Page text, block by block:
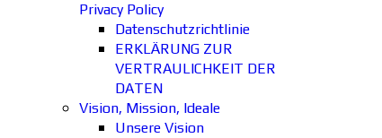
Privacy Policy
Datenschutzrichtlinie
ERKLÄRUNG ZUR
VERTRAULICHKEIT DER
DATEN
Vision, Mission, Ideale
Unsere Vision